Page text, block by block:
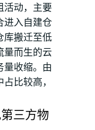
活动，主要
进入自建仓
库搬迁至低
量而生的云
量收缩。由
比较高，
三方物